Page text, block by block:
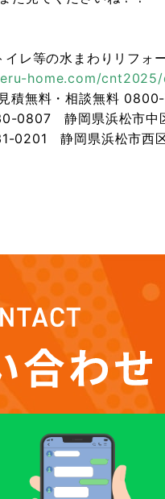
レ等の水まわりリフォ
home.com/
積無料・相談無料
0807 静岡県浜松市中
0201 静岡県浜松市西